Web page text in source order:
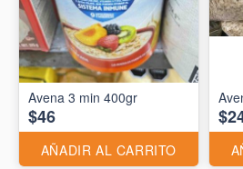
Avena 3 min 400gr
$46
AÑADIR AL CARRITO